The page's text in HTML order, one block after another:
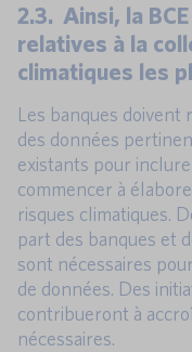
2.3. Ainsi, la
relatives à la
climatiques les
Les banques
des données
existants pour
commencer à
risques climatiques.
part des banques et
sont nécessaires
de données. Des
contribueront à
nécessaires.